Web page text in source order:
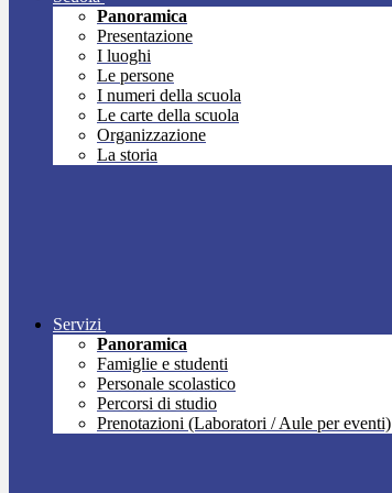
Panoramica
Presentazione
I luoghi
Le persone
I numeri della scuola
Le carte della scuola
Organizzazione
La storia
Servizi
Panoramica
Famiglie e studenti
Personale scolastico
Percorsi di studio
Prenotazioni (Laboratori / Aule per eventi)